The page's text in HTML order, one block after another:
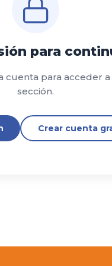
para
cuenta para acceder a
sección.
Crear cuenta